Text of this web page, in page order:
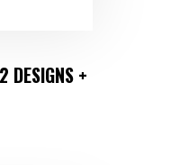
DESIGNS +